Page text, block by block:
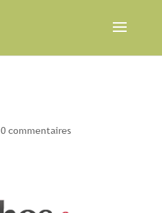
0 commentaires